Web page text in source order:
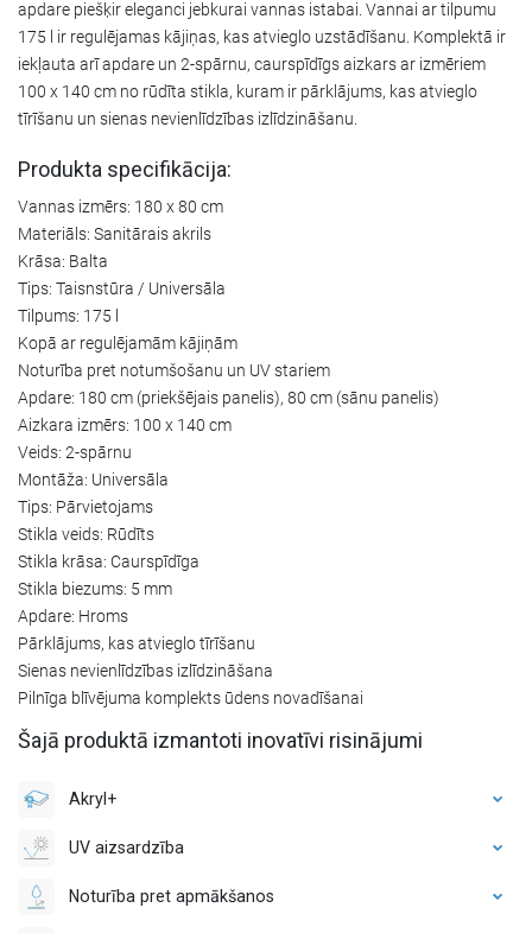
apdare piešķir eleganci jebkurai vannas istabai. Vannai ar tilpumu
175 l ir regulējamas kājiņas, kas atvieglo uzstādīšanu. Komplektā ir
iekļauta arī apdare un 2-spārnu, caurspīdīgs aizkars ar izmēriem
100 x 140 cm no rūdīta stikla, kuram ir pārklājums, kas atvieglo
tīrīšanu un sienas nevienlīdzības izlīdzināšanu.
Produkta specifikācija:
Vannas izmērs: 180 x 80 cm
Materiāls: Sanitārais akrils
Krāsa: Balta
Tips: Taisnstūra / Universāla
Tilpums: 175 l
Kopā ar regulējamām kājiņām
Noturība pret notumšošanu un UV stariem
Apdare: 180 cm (priekšējais panelis), 80 cm (sānu panelis)
Aizkara izmērs: 100 x 140 cm
Veids: 2-spārnu
Montāža: Universāla
Tips: Pārvietojams
Stikla veids: Rūdīts
Stikla krāsa: Caurspīdīga
Stikla biezums: 5 mm
Apdare: Hroms
Pārklājums, kas atvieglo tīrīšanu
Sienas nevienlīdzības izlīdzināšana
Pilnīga blīvējuma komplekts ūdens novadīšanai
Šajā produktā izmantoti inovatīvi risinājumi
Akryl+
UV aizsardzība
Noturība pret apmākšanos